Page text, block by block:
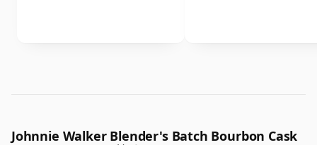
Johnnie Walker Blender's Batch Bourbon Cask